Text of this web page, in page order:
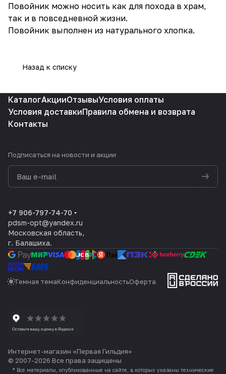
Повойник можно носить как для похода в храм,
так и в повседневной жизни.
Повойник выполнен из натурального хлопка.
Назад к списку
КаталогАкцииОтзывыУсловия оплаты
Условия доставкиПравила обмена и возврата
Контакты
Подписаться на новости и акции
+7 906-797-74-70
pdsm-opt@yandex.ru
Московская область,
г. Балашиха.
Темная темаКонфиденциальностьОферта
Интернет-магазин «Первая Гильдия»
© 2007-2026 Все права защищены
* Все материалы, опубликованные на сайте, в которых указаны технические